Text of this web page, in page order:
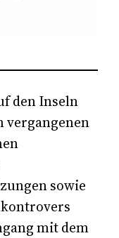
den Inseln
vergangenen
sowie
mit dem